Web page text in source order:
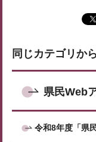
同じカテゴリか
県民Web
令和8年度「県